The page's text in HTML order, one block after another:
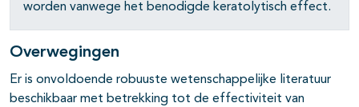
worden vanwege het benodigde keratolytisch effect.
Overwegingen
Er is onvoldoende robuuste wetenschappelijke literatuur
beschikbaar met betrekking tot de effectiviteit van